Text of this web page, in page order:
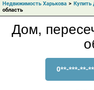
Недвижимость Харькова > Купить
область
Дом,
0**-***-**-